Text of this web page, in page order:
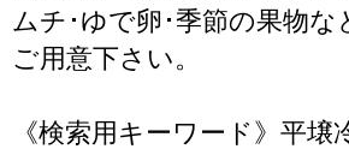
ムチ･ゆで卵･季節の果物な
ご用意下さい。
《検索用キーワード》平